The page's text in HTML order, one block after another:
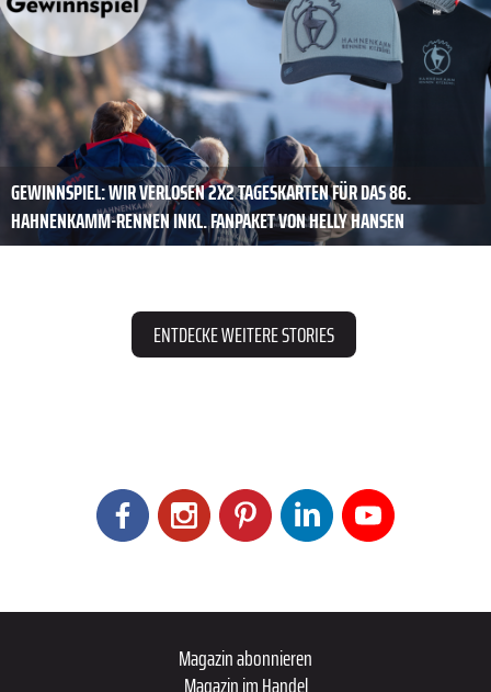
GEWINNSPIEL: WIR VERLOSEN 2X2 TAGESKARTEN FÜR DAS 86.
HAHNENKAMM-RENNEN INKL. FANPAKET VON HELLY HANSEN
ENTDECKE WEITERE STORIES
Magazin abonnieren
Magazin im Handel